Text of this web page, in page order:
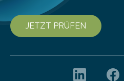
JETZT PRÜFEN